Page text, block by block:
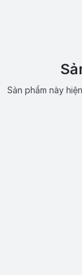
Sản phẩm này